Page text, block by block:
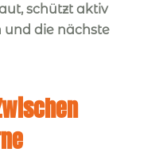
schützt aktiv
und die nächste